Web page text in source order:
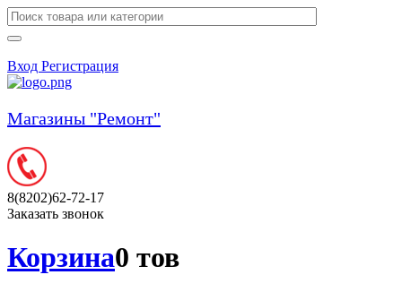
Вход Регистрация
Магазины "Ремонт"
8(8202)62-72-17
Заказать звонок
Корзина0 тов